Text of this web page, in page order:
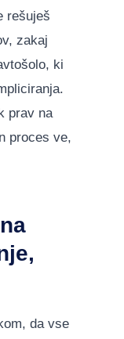
rešuješ
zakaj
ki
prav na
proces ve,
da vse